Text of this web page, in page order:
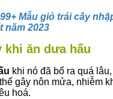
99+ Mẫu giỏ trái cây
năm 2023
khi ăn dưa hấu
khi nó đã bổ ra quá
gây nôn mửa, nhiễm
hoá.